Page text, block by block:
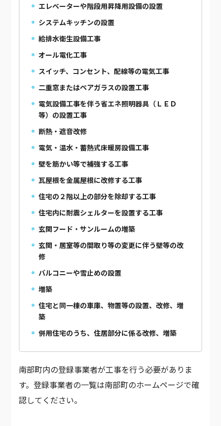
エレベーターや階段用昇降用設備の設置
システムキッチンの設置
給排水衛生設備工事
オール電化工事
スイッチ、コンセント、配線等の電気工事
二重窓またはペアガラスの設置工事
電気設備工事を伴う省エネ照明器具（ＬＥＤ
等）の設置工事
断熱・遮音改修
電気・温水・蓄熱式床暖房設備工事
壁を筋かい等で補強する工事
瓦屋根を金属屋根に改修する工事
住宅の２階以上の部分を除却する工事
住宅内に耐震シェルターを設置する工事
玄関フード・サンルームの増築
玄関・居室等の間取り等の変更に伴う壁等の改
修
バルコニーや雪止めの設置
増築
住宅と同一棟の車庫、物置等の設置、改修、増
築
併用住宅のうち、住居部分に係る改修、増築
南部町内の登録事業者が工事を行う必要がありま
す。登録事業者の一覧は南部町のホームページで確
認してください。